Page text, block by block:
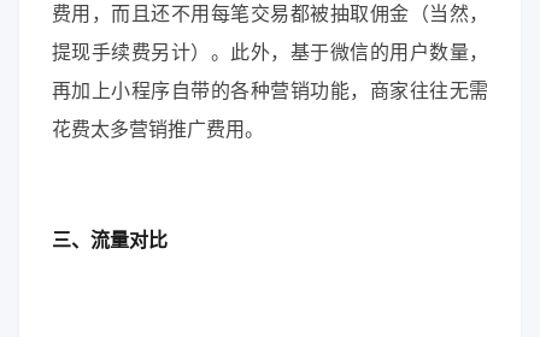
费用，而且还不用每笔交易都被抽取佣金（当然，
提现手续费另计）。此外，基于微信的用户数量，
再加上小程序自带的各种营销功能，商家往往无需
花费太多营销推广费用。
三、流量对比